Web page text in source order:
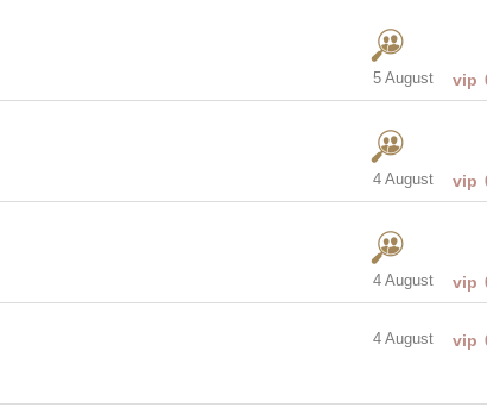
5 August vip
4 August vip
4 August vip
4 August vip